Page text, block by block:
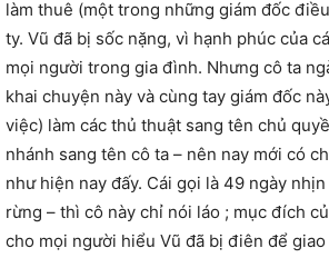
làm thuê (một trong những giám đốc
ty. Vũ đã bị sốc nặng, vì hạnh phúc của
mọi người trong gia đình. Nhưng cô ta
khai chuyện này và cùng tay giám đốc
việc) làm các thủ thuật sang tên chủ
nhánh sang tên cô ta – nên nay mới có
như hiện nay đấy. Cái gọi là 49 ngày
rừng – thì cô này chỉ nói láo ; mục đích
cho mọi người hiểu Vũ đã bị điên để